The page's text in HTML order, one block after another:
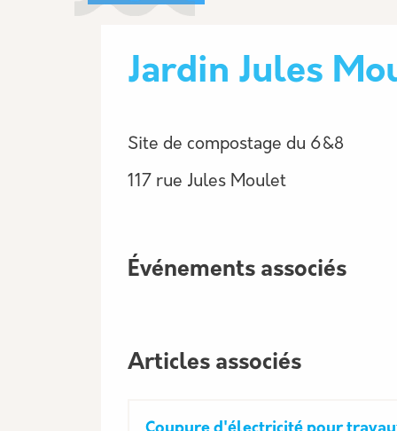
Jardin Jules
Site de compostage du 6&8
117 rue Jules Moulet
Événements associés
Articles associés